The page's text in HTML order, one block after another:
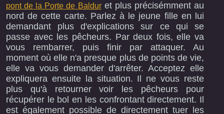
pont de la Porte de Balduret plus précisémment au
nord de cette carte. Parlez à le jeune fille en lui
demandant plus d'explications sur ce qui se
passe avec les pêcheurs. Par deux fois, elle va
vous rembarrer, puis finir par attaquer. Au
moment où elle n'a presque plus de points de vie,
elle va vous demander d'arrêter. Acceptez elle
expliquera ensuite la situation. Il ne vous reste
plus qu'à retourner voir les pêcheurs pour
récupérer le bol en les confrontant directement. Il
est également possible de directement tuer les